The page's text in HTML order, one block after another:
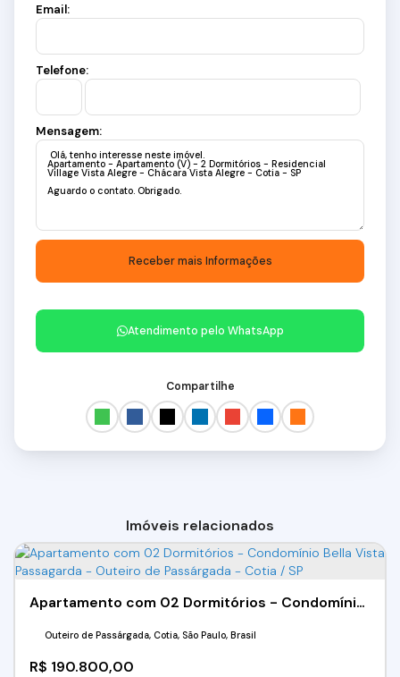
Email:
Telefone:
Mensagem:
Atendimento pelo WhatsApp
Compartilhe
Imóveis relacionados
Apartamento com 02 Dormitórios - Condomínio Bella Vista Passagarda - Outeiro de Passárgada - Cotia / SP
R$ 190.800,00
Outeiro de Passárgada, Cotia, São Paulo, Brasil